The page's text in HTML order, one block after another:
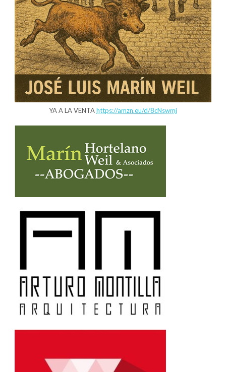
YA A LA VENTAhttps://amzn.eu/d/8cNswmj